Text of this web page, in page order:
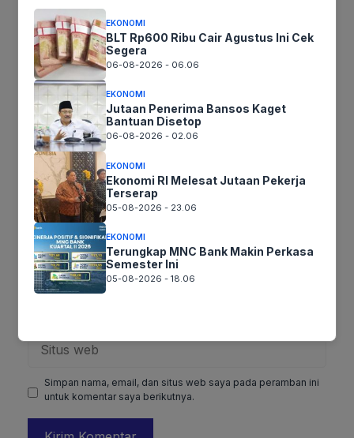
Tinggalkan komentar
Komentar
Nama
Surel
Situs
Simpan nama, email, dan situs web saya pada peramban ini
untuk komentar saya berikutnya.
EKONOMI
BLT Rp600 Ribu Cair Agustus Ini Cek
Segera
06-08-2026 - 06.06
EKONOMI
Jutaan Penerima Bansos Kaget
Bantuan Disetop
06-08-2026 - 02.06
EKONOMI
Ekonomi RI Melesat Jutaan Pekerja
Terserap
05-08-2026 - 23.06
EKONOMI
Terungkap MNC Bank Makin Perkasa
Semester Ini
05-08-2026 - 18.06